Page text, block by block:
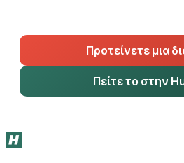
Προτείνετε μια
Πείτε το στην